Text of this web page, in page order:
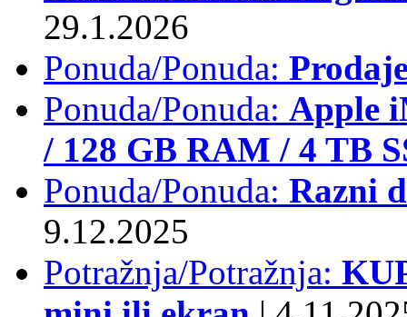
29.1.2026
Ponuda/Ponuda:
Ponuda/Ponuda: Apple
/ 128 GB RAM / 4 TB
Ponuda/Ponuda: Razni
9.12.2025
Potražnja/Potražnja: